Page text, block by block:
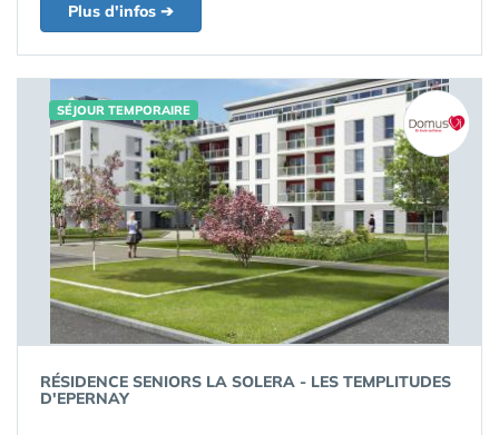
Plus d'infos ➔
SÉJOUR TEMPORAIRE
RÉSIDENCE SENIORS LA SOLERA - LES TEMPLITUDES
D'EPERNAY